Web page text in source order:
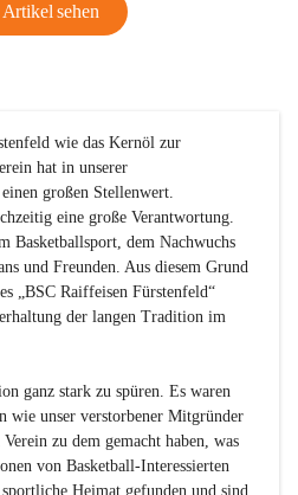
sehen
wie das Kernöl zur
hat in unserer
großen Stellenwert.
eine große Verantwortung.
Basketballsport, dem Nachwuchs
und Freunden. Aus diesem Grund
„BSC Raiffeisen Fürstenfeld“
der langen Tradition im
ganz stark zu spüren. Es waren
wie unser verstorbener Mitgründer
zu dem gemacht haben, was
von Basketball-Interessierten
Heimat gefunden und sind